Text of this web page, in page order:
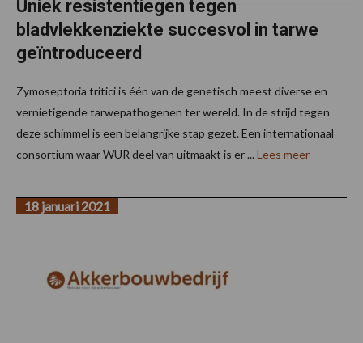
Uniek resistentiegen tegen
bladvlekkenziekte succesvol in tarwe
geïntroduceerd
Zymoseptoria tritici is één van de genetisch meest diverse en
vernietigende tarwepathogenen ter wereld. In de strijd tegen
deze schimmel is een belangrijke stap gezet. Een internationaal
consortium waar WUR deel van uitmaakt is er ... Lees meer
18 januari 2021